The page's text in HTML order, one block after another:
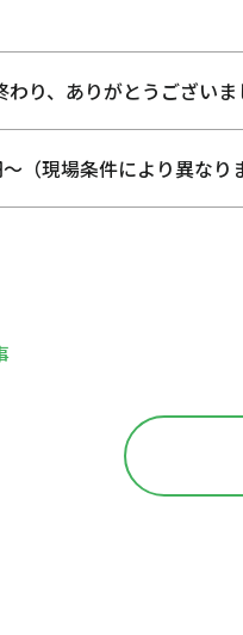
わり、ありがとうございま
（現場条件により異なり